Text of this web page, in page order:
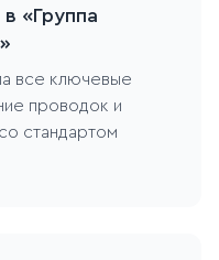
«Группа
все ключевые
проводок и
стандартом